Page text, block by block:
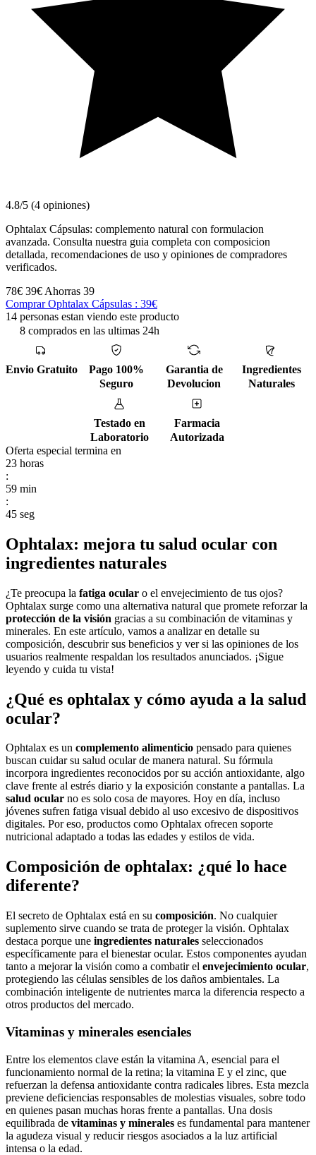
4.8/5 (4 opiniones)
Ophtalax Cápsulas: complemento natural con formulacion
avanzada. Consulta nuestra guia completa con composicion
detallada, recomendaciones de uso y opiniones de compradores
verificados.
78€ 39€ Ahorras 39
Comprar Ophtalax Cápsulas : 39€
14 personas estan viendo este producto
8 comprados en las ultimas 24h
Envio Gratuito
Pago 100%
Seguro
Garantia de
Devolucion
Ingredientes
Naturales
Testado en
Laboratorio
Farmacia
Autorizada
Oferta especial termina en
23 horas
:
59 min
:
44 seg
Ophtalax: mejora tu salud ocular con
ingredientes naturales
¿Te preocupa la fatiga ocular o el envejecimiento de tus ojos?
Ophtalax surge como una alternativa natural que promete reforzar la
protección de la visión gracias a su combinación de vitaminas y
minerales. En este artículo, vamos a analizar en detalle su
composición, descubrir sus beneficios y ver si las opiniones de los
usuarios realmente respaldan los resultados anunciados. ¡Sigue
leyendo y cuida tu vista!
¿Qué es ophtalax y cómo ayuda a la salud
ocular?
Ophtalax es un complemento alimenticio pensado para quienes
buscan cuidar su salud ocular de manera natural. Su fórmula
incorpora ingredientes reconocidos por su acción antioxidante, algo
clave frente al estrés diario y la exposición constante a pantallas. La
salud ocular no es solo cosa de mayores. Hoy en día, incluso
jóvenes sufren fatiga visual debido al uso excesivo de dispositivos
digitales. Por eso, productos como Ophtalax ofrecen soporte
nutricional adaptado a todas las edades y estilos de vida.
Composición de ophtalax: ¿qué lo hace
diferente?
El secreto de Ophtalax está en su composición. No cualquier
suplemento sirve cuando se trata de proteger la visión. Ophtalax
destaca porque une ingredientes naturales seleccionados
específicamente para el bienestar ocular. Estos componentes ayudan
tanto a mejorar la visión como a combatir el envejecimiento ocular,
protegiendo las células sensibles de los daños ambientales. La
combinación inteligente de nutrientes marca la diferencia respecto a
otros productos del mercado.
Vitaminas y minerales esenciales
Entre los elementos clave están la vitamina A, esencial para el
funcionamiento normal de la retina; la vitamina E y el zinc, que
refuerzan la defensa antioxidante contra radicales libres. Esta mezcla
previene deficiencias responsables de molestias visuales, sobre todo
en quienes pasan muchas horas frente a pantallas. Una dosis
equilibrada de vitaminas y minerales es fundamental para mantener
la agudeza visual y reducir riesgos asociados a la luz artificial
intensa o la edad.